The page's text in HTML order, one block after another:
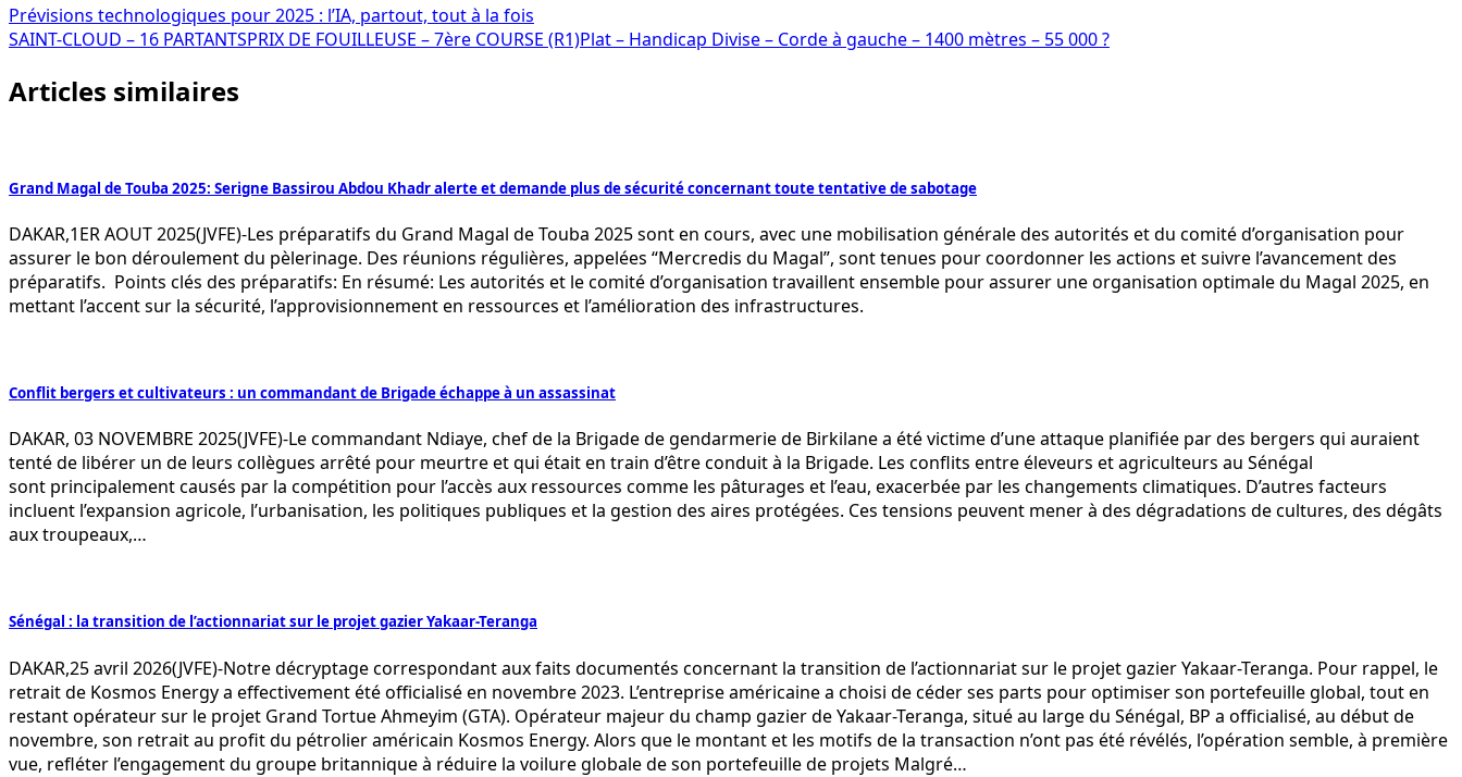
Navigation
de
l’article
Prévisions technologiques pour 2025 : l’IA, partout, tout à la fois
SAINT-CLOUD – 16 PARTANTSPRIX DE FOUILLEUSE – 7ère COURSE (R1)Plat – Handicap Divise – Corde à gauche – 1400 mètres – 55 000 ?
Articles similaires
Grand Magal de Touba 2025: Serigne Bassirou Abdou Khadr alerte et demande plus de sécurité concernant toute tentative de sabotage
DAKAR,1ER AOUT 2025(JVFE)-Les préparatifs du Grand Magal de Touba 2025 sont en cours, avec une mobilisation générale des autorités et du comité d’organisation pour
assurer le bon déroulement du pèlerinage. Des réunions régulières, appelées “Mercredis du Magal”, sont tenues pour coordonner les actions et suivre l’avancement des
préparatifs. Points clés des préparatifs: En résumé: Les autorités et le comité d’organisation travaillent ensemble pour assurer une organisation optimale du Magal 2025, en
mettant l’accent sur la sécurité, l’approvisionnement en ressources et l’amélioration des infrastructures.
Conflit bergers et cultivateurs : un commandant de Brigade échappe à un assassinat
DAKAR, 03 NOVEMBRE 2025(JVFE)-Le commandant Ndiaye, chef de la Brigade de gendarmerie de Birkilane a été victime d’une attaque planifiée par des bergers qui auraient
tenté de libérer un de leurs collègues arrêté pour meurtre et qui était en train d’être conduit à la Brigade. Les conflits entre éleveurs et agriculteurs au Sénégal
sont principalement causés par la compétition pour l’accès aux ressources comme les pâturages et l’eau, exacerbée par les changements climatiques. D’autres facteurs
incluent l’expansion agricole, l’urbanisation, les politiques publiques et la gestion des aires protégées. Ces tensions peuvent mener à des dégradations de cultures, des dégâts
aux troupeaux,…
Sénégal : la transition de l’actionnariat sur le projet gazier Yakaar-Teranga
DAKAR,25 avril 2026(JVFE)-Notre décryptage correspondant aux faits documentés concernant la transition de l’actionnariat sur le projet gazier Yakaar-Teranga. Pour rappel, le
retrait de Kosmos Energy a effectivement été officialisé en novembre 2023. L’entreprise américaine a choisi de céder ses parts pour optimiser son portefeuille global, tout en
restant opérateur sur le projet Grand Tortue Ahmeyim (GTA). Opérateur majeur du champ gazier de Yakaar-Teranga, situé au large du Sénégal, BP a officialisé, au début de
novembre, son retrait au profit du pétrolier américain Kosmos Energy. Alors que le montant et les motifs de la transaction n’ont pas été révélés, l’opération semble, à première
vue, refléter l’engagement du groupe britannique à réduire la voilure globale de son portefeuille de projets Malgré…